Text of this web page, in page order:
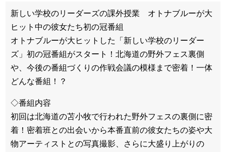
新しい学校のリーダーズの課外授業 オトナブルーが大
ヒット中の彼女たち初の冠番組
オトナブルーが大ヒットした「新しい学校のリーダー
ズ」初の冠番組がスタート！北海道の野外フェス裏側
や、今後の番組づくりの作戦会議の模様まで密着！一体
どんな番組！？
◇番組内容
初回は北海道の苫小牧で行われた野外フェスの裏側に密
着！密着班との出会いから本番直前の彼女たちの姿や大
物アーティストとの写真撮影、さらに大盛り上がりの